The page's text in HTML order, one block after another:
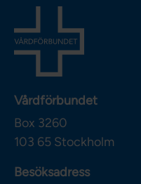
Vårdförbundet
Box 3260
103 65 Stockholm
Besöksadress